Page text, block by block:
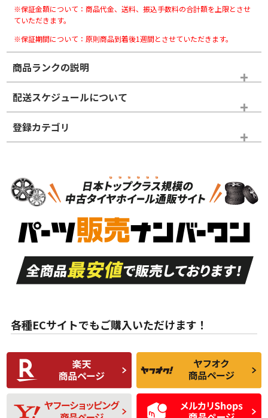
※保証金額について：商品代金、送料、振込手数料の合計額を上限とさせ
ていただきます。
※保証期間について：原則商品到着後1週間とさせていただきます。
商品ランクの説明
※商品ランクは出品者の主観により判断しておりますので、あら
かじめご了承ください。
ホイールランク
S
品）
S
新車外し品（新古
付き
A
走行距離も少なく、
目立つ傷もほとんど
ない中古品
A
走行距離も少なく、
非常に状態の良い中
古品
な中古品
んどない中古品
C
比較的きれいな中古
品
C
られるが、使用に問
題のない中古品
D
使用感や目立つ傷が
あり、一般的な中古
D
残り溝も少なく、偏
磨耗がみられ、短期
間使用できるくらい
配送スケジュールについて
登録カテゴリ
スタッドレスタイヤホイールセット
各種ECサイトでもご購入いただけます！